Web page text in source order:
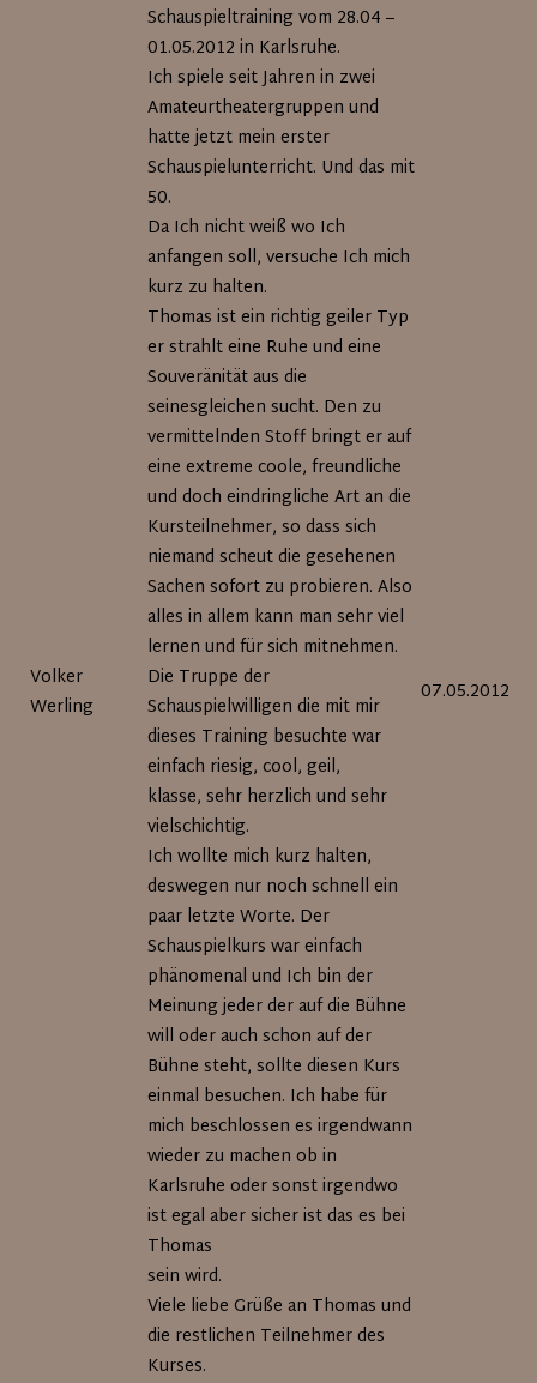
Volker
Werling
Schauspieltraining vom 28.04 –
01.05.2012 in Karlsruhe.
Ich spiele seit Jahren in zwei
Amateurtheatergruppen und
hatte jetzt mein erster
Schauspielunterricht. Und das mit
50.
Da Ich nicht weiß wo Ich
anfangen soll, versuche Ich mich
kurz zu halten.
Thomas ist ein richtig geiler Typ
er strahlt eine Ruhe und eine
Souveränität aus die
seinesgleichen sucht. Den zu
vermittelnden Stoff bringt er auf
eine extreme coole, freundliche
und doch eindringliche Art an die
Kursteilnehmer, so dass sich
niemand scheut die gesehenen
Sachen sofort zu probieren. Also
alles in allem kann man sehr viel
lernen und für sich mitnehmen.
Die Truppe der
Schauspielwilligen die mit mir
dieses Training besuchte war
einfach riesig, cool, geil,
klasse, sehr herzlich und sehr
vielschichtig.
Ich wollte mich kurz halten,
deswegen nur noch schnell ein
paar letzte Worte. Der
Schauspielkurs war einfach
phänomenal und Ich bin der
Meinung jeder der auf die Bühne
will oder auch schon auf der
Bühne steht, sollte diesen Kurs
einmal besuchen. Ich habe für
mich beschlossen es irgendwann
wieder zu machen ob in
Karlsruhe oder sonst irgendwo
ist egal aber sicher ist das es bei
Thomas
sein wird.
Viele liebe Grüße an Thomas und
die restlichen Teilnehmer des
Kurses.
07.05.2012